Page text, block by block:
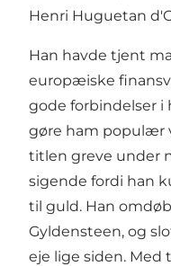
Henri Huguetan
Han havde tjent
europæiske
gode forbindelser i
gøre ham populær
titlen greve under
sigende fordi han
til guld. Han
Gyldensteen, og
eje lige siden.